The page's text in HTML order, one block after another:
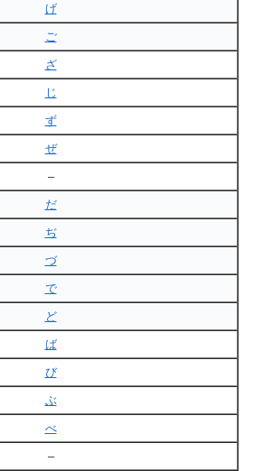
げ
ご
ざ
じ
ず
ぜ
–
だ
ぢ
づ
で
ど
ば
び
ぶ
べ
–